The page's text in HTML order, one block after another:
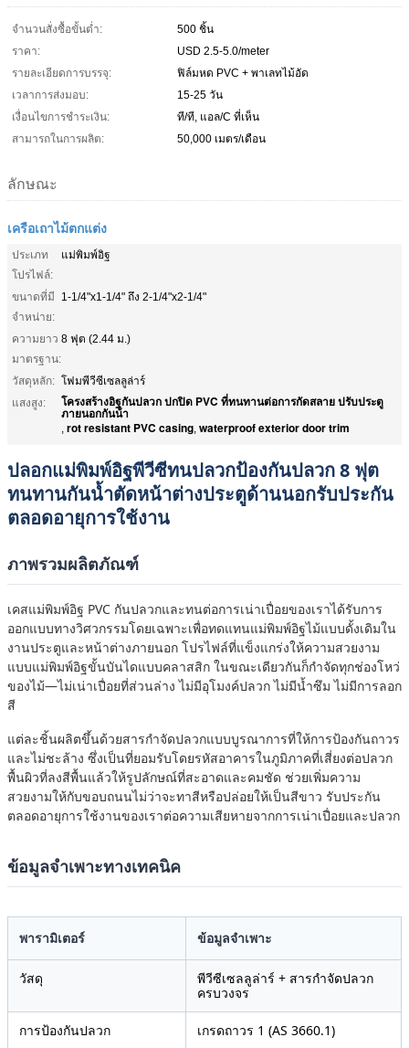
จำนวนสั่งซื้อขั้นต่ำ:
500 ชิ้น
ราคา:
USD 2.5-5.0/meter
รายละเอียดการบรรจุ:
ฟิล์มหด PVC + พาเลทไม้อัด
เวลาการส่งมอบ:
15-25 วัน
เงื่อนไขการชำระเงิน:
ที/ที, แอล/C ที่เห็น
สามารถในการผลิต:
50,000 เมตร/เดือน
ลักษณะ
เครือเถาไม้ตกแต่ง
ประเภท
โปรไฟล์:
แม่พิมพ์อิฐ
ขนาดที่มี
จำหน่าย:
1-1/4"x1-1/4" ถึง 2-1/4"x2-1/4"
ความยาว
มาตรฐาน:
8 ฟุต (2.44 ม.)
วัสดุหลัก: โฟมพีวีซีเซลลูล่าร์
แสงสูง:
โครงสร้างอิฐกันปลวก ปกปิด PVC ที่ทนทานต่อการกัดสลาย ปรับประตู
ภายนอกกันน้ํา
, rot resistant PVC casing, waterproof exterior door trim
ปลอกแม่พิมพ์อิฐพีวีซีทนปลวกป้องกันปลวก 8 ​​ฟุต
ทนทานกันน้ำตัดหน้าต่างประตูด้านนอกรับประกัน
ตลอดอายุการใช้งาน
ภาพรวมผลิตภัณฑ์
เคสแม่พิมพ์อิฐ PVC กันปลวกและทนต่อการเน่าเปื่อยของเราได้รับการ
ออกแบบทางวิศวกรรมโดยเฉพาะเพื่อทดแทนแม่พิมพ์อิฐไม้แบบดั้งเดิมใน
งานประตูและหน้าต่างภายนอก โปรไฟล์ที่แข็งแกร่งให้ความสวยงาม
แบบแม่พิมพ์อิฐขั้นบันไดแบบคลาสสิก ในขณะเดียวกันก็กำจัดทุกช่องโหว่
ของไม้—ไม่เน่าเปื่อยที่ส่วนล่าง ไม่มีอุโมงค์ปลวก ไม่มีน้ำซึม ไม่มีการลอก
สี
แต่ละชิ้นผลิตขึ้นด้วยสารกำจัดปลวกแบบบูรณาการที่ให้การป้องกันถาวร
และไม่ชะล้าง ซึ่งเป็นที่ยอมรับโดยรหัสอาคารในภูมิภาคที่เสี่ยงต่อปลวก
พื้นผิวที่ลงสีพื้นแล้วให้รูปลักษณ์ที่สะอาดและคมชัด ช่วยเพิ่มความ
สวยงามให้กับขอบถนนไม่ว่าจะทาสีหรือปล่อยให้เป็นสีขาว รับประกัน
ตลอดอายุการใช้งานของเราต่อความเสียหายจากการเน่าเปื่อยและปลวก
ข้อมูลจำเพาะทางเทคนิค
พารามิเตอร์ ข้อมูลจำเพาะ
วัสดุ
พีวีซีเซลลูล่าร์ + สารกำจัดปลวก
ครบวงจร
การป้องกันปลวก เกรดถาวร 1 (AS 3660.1)